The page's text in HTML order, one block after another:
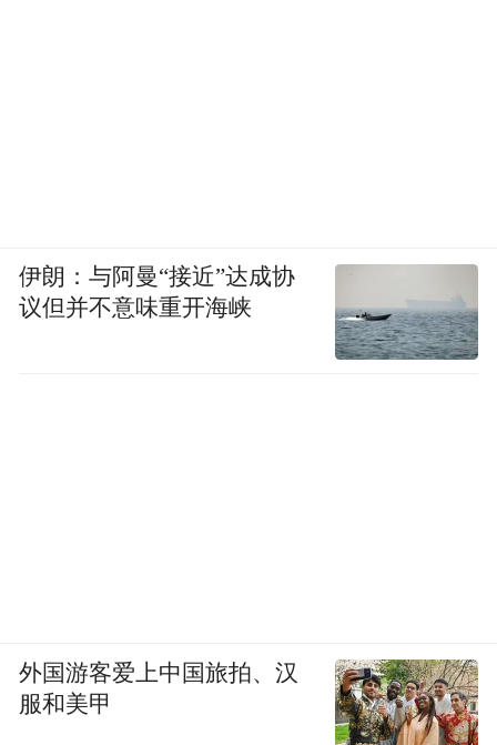
伊朗：与阿曼“接近”达成协
议但并不意味重开海峡
外国游客爱上中国旅拍、汉
服和美甲